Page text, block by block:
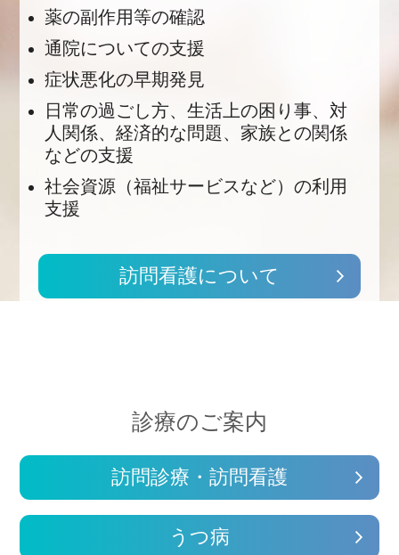
薬の副作用等の確認
通院についての支援
症状悪化の早期発見
日常の過ごし方、生活上の困り事、対
人関係、経済的な問題、家族との関係
などの支援
社会資源（福祉サービスなど）の利用
支援
訪問看護について
診療のご案内
訪問診療・訪問看護
うつ病